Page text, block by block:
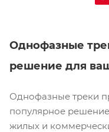
Однофазные
решение для
Однофазные треки
популярное
жилых и